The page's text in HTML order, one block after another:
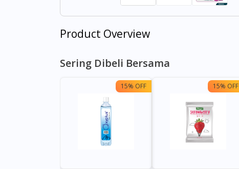
Product Overview
Sering Dibeli Bersama
15% OFF 15% OFF